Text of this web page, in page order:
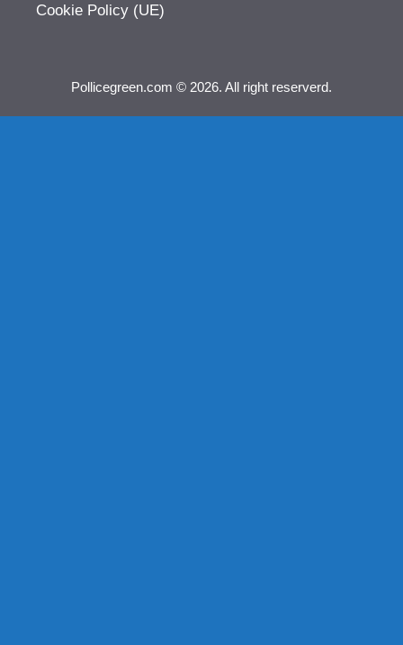
Cookie Policy (UE)
Pollicegreen.com © 2026. All right reserverd.